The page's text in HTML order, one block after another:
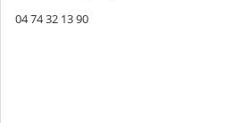
04 74 32 13 90